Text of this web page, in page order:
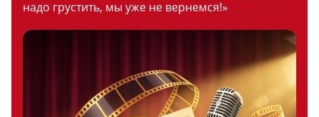
надо грустить, мы уже не вернемся!»